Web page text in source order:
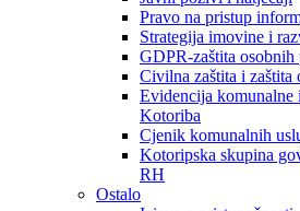
Pravo na pristup
Strategija imovine i
GDPR-zaštita osobnih
Civilna zaštita i zaštita
Evidencija komunalne
Kotoriba
Cjenik komunalnih
Kotoripska skupina
RH
Ostalo